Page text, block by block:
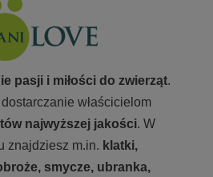
pasji i miłości do zwierząt.
właścicielom
najwyższej jakości. W
znajdziesz m.in. klatki,
smycze, ubranka,